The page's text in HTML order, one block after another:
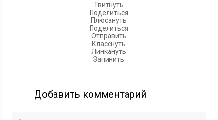
Твитнуть
Поделиться
Плюсануть
Поделиться
Отправить
Класснуть
Линкануть
Запинить
Добавить комментарий